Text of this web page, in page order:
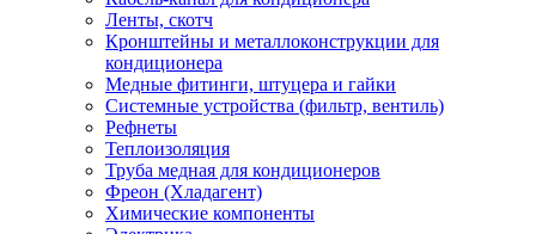
Ленты, скотч
Кронштейны и металлоконструкции для
кондиционера
Медные фитинги, штуцера и гайки
Системные устройства (фильтр, вентиль)
Рефнеты
Теплоизоляция
Труба медная для кондиционеров
Фреон (Хладагент)
Химические компоненты